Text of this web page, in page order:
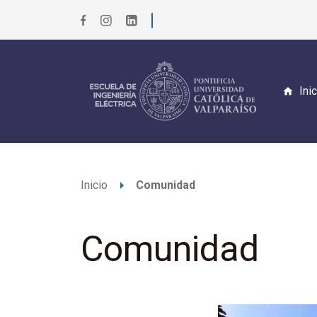
Inicio arrow_right Comunidad
Comunidad